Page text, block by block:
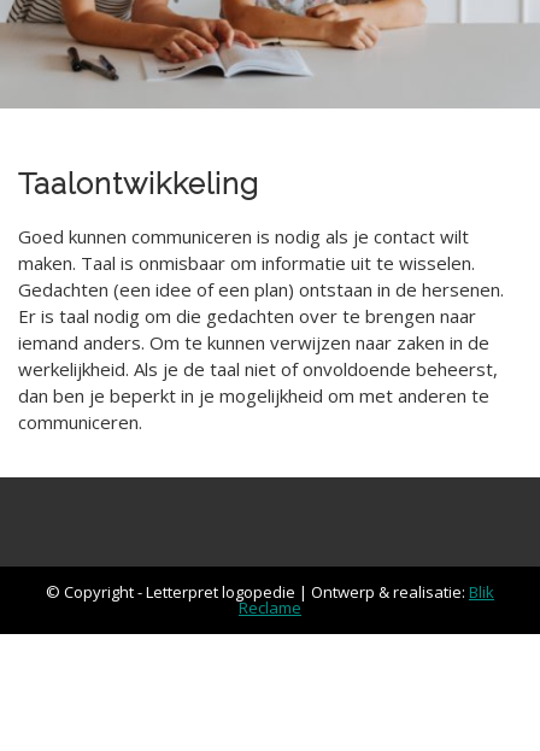
Afwijkende mondgewoonten
Taalontwikkeling
Vergoeding
Contact
Taalontwikkeling
Goed kunnen communiceren is nodig als je contact wilt
maken. Taal is onmisbaar om informatie uit te wisselen.
Gedachten (een idee of een plan) ontstaan in de hersenen.
Er is taal nodig om die gedachten over te brengen naar
iemand anders. Om te kunnen verwijzen naar zaken in de
werkelijkheid. Als je de taal niet of onvoldoende beheerst,
dan ben je beperkt in je mogelijkheid om met anderen te
communiceren.
© Copyright - Letterpret logopedie | Ontwerp & realisatie: Blik
Reclame